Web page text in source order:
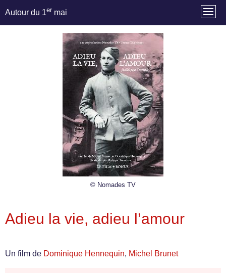
Autour du 1er mai
© Nomades TV
Adieu la vie, adieu l’amour
Un film de Dominique Hennequin, Michel Brunet